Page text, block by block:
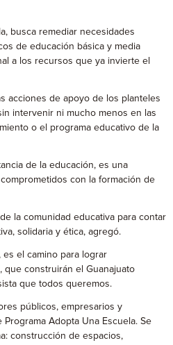
busca remediar necesidades
de educación básica y media
a los recursos que ya invierte el
acciones de apoyo de los planteles
intervenir ni mucho menos en las
o el programa educativo de la
de la educación, es una
con la formación de
la comunidad educativa para contar
solidaria y ética, agregó.
es el camino para lograr
que construirán el Guanajuato
que todos queremos.
públicos, empresarios y
Adopta Una Escuela. Se
construcción de espacios,